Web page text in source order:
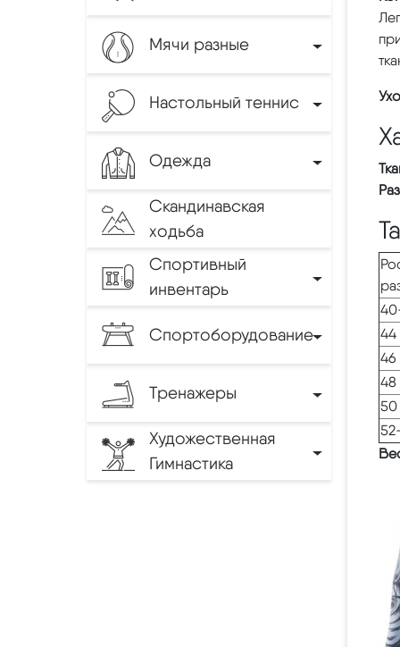
Мячи разные
Настольный теннис
Одежда
Скандинавская
ходьба
Спортивный
инвентарь
Спортоборудование
Тренажеры
Художественная
Гимнастика
44
46
48
50